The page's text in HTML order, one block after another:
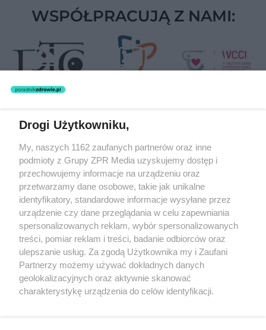
WSPÓŁPRACUJĄ Z NAMI:
Żaden utwór zamieszczony w serwisie nie może być powielany i
rozpowszechniany lub dalej rozpowszechniany w jakikolwiek sposób
(w tym także elektroniczny lub mechaniczny) na jakimkolwiek polu
eksploatacji w jakiejkolwiek formie, włącznie z umieszczaniem w
Internecie bez pisemnej zgody właściciela praw. Jakiekolwiek użycie
lub wykorzystanie utworów w całości lub w części z naruszeniem
prawa, tzn. bez właściwej zgody, jest zabronione pod groźbą kary i
może być ścigane prawnie.
O nas
Drogi Użytkowniku,
My, naszych 1162 zaufanych partnerów oraz inne
podmioty z Grupy ZPR Media uzyskujemy dostęp i
przechowujemy informacje na urządzeniu oraz
przetwarzamy dane osobowe, takie jak unikalne
identyfikatory, standardowe informacje wysyłane przez
urządzenie czy dane przeglądania w celu zapewniania
spersonalizowanych reklam, wybór spersonalizowanych
treści, pomiar reklam i treści, badanie odbiorców oraz
ulepszanie usług. Za zgodą Użytkownika my i Zaufani
Partnerzy możemy używać dokładnych danych
geolokalizacyjnych oraz aktywnie skanować
charakterystykę urządzenia do celów identyfikacji.